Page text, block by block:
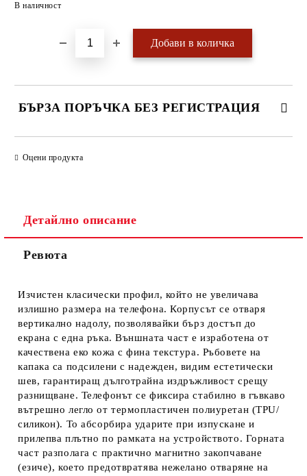
В наличност
БЪРЗА ПОРЪЧКА БЕЗ РЕГИСТРАЦИЯ
Оцени продукта
Детайлно описание
Ревюта
Изчистен класически профил, който не увеличава
излишно размера на телефона. Корпусът се отваря
вертикално надолу, позволявайки бърз достъп до
екрана с една ръка. Външната част е изработена от
качествена еко кожа с фина текстура. Ръбовете на
капака са подсилени с надежден, видим естетически
шев, гарантиращ дълготрайна издръжливост срещу
разнищване. Телефонът се фиксира стабилно в гъвкаво
вътрешно легло от термопластичен полиуретан (TPU/
силикон). То абсорбира ударите при изпускане и
прилепва плътно по рамката на устройството. Горната
част разполага с практично магнитно закопчаване
(езиче), което предотвратява нежелано отваряне на